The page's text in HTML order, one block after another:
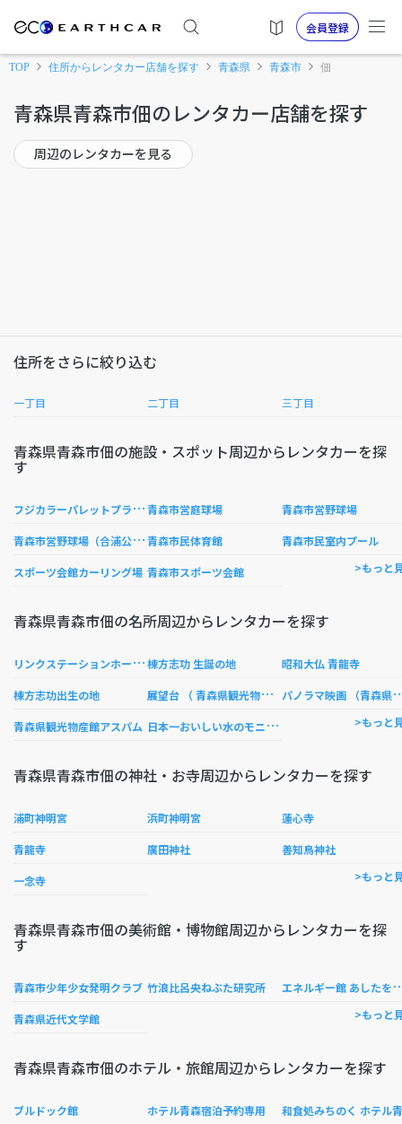
会員登録
TOP 住所からレンタカー店舗を探す 青森県 青森市 佃
青森県青森市佃のレンタカー店舗を探す
周辺のレンタカーを見る
住所をさらに絞り込む
一丁目 二丁目 三丁目
青森県青森市佃の施設・スポット周辺からレンタカーを探
す
フ
ジカラーパレットプラザ生協つくだ店青森市営庭球場 青森市営野球場
青
森市営野球場（合浦公園スタジアム）青森市民体育館 青森市民室内プール
スポーツ会館カーリング場 青森市スポーツ会館 >もっと
青森県青森市佃の名所周辺からレンタカーを探す
リ
ンクステーションホール青森 （青森市文化会館）棟方志功 生誕の地 昭和大仏 青龍寺
棟方志功出生の地 展
望台 （ 青森県観光物産館アスパム） ノラマ映画 （青森
青森県観光物産館アスパム 日
本一おいしい水のモニュメント >もっと
青森県青森市佃の神社・お寺周辺からレンタカーを探す
浦町神明宮 浜町神明宮 蓮心寺
青龍寺 廣田神社 善知鳥神社
一念寺 >もっと
青森県青森市佃の美術館・博物館周辺からレンタカーを探
す
青森市少年少女発明クラブ 竹浪比呂央ねぶた研究所 ネルギー
青森県近代文学館 >もっと
青森県青森市佃のホテル・旅館周辺からレンタカーを探す
ブルドック館 ホテル青森宿泊予約専用 和食処みちのく ホテル